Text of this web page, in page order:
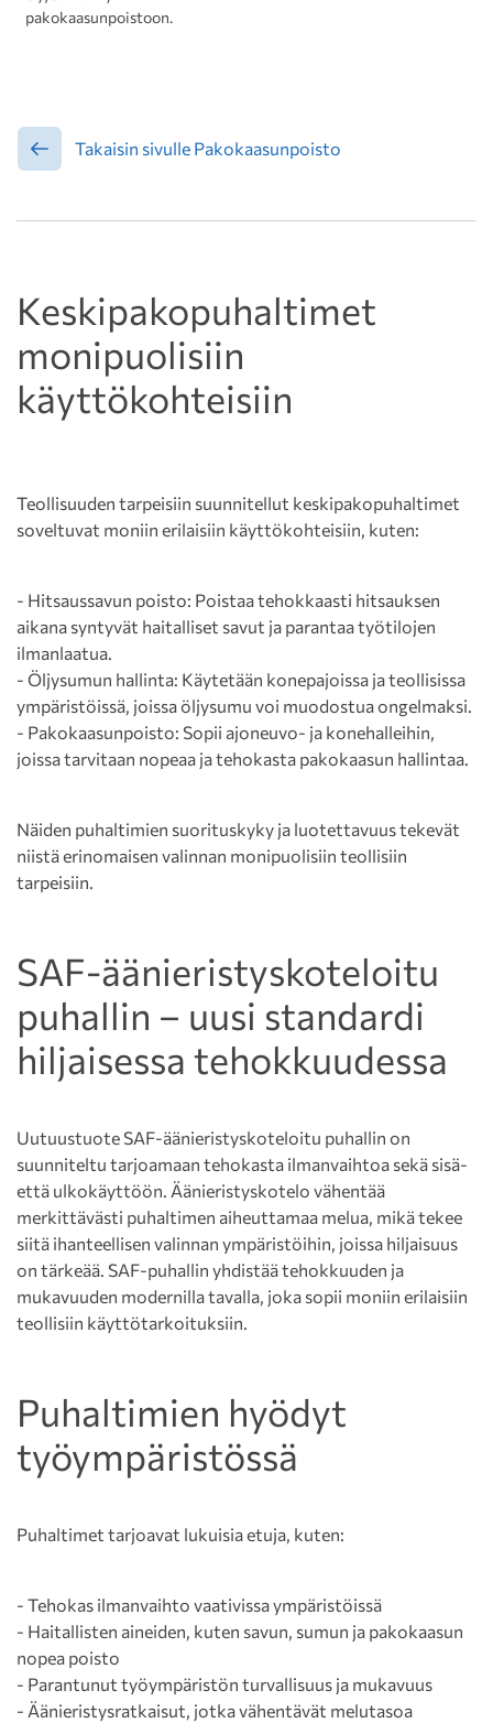
pakokaasunpoistoon.
Takaisin sivulle Pakokaasunpoisto
Keskipakopuhaltimet
monipuolisiin
käyttökohteisiin
Teollisuuden tarpeisiin suunnitellut keskipakopuhaltimet
soveltuvat moniin erilaisiin käyttökohteisiin, kuten:
- Hitsaussavun poisto: Poistaa tehokkaasti hitsauksen
aikana syntyvät haitalliset savut ja parantaa työtilojen
ilmanlaatua.
- Öljysumun hallinta: Käytetään konepajoissa ja teollisissa
ympäristöissä, joissa öljysumu voi muodostua ongelmaksi.
- Pakokaasunpoisto: Sopii ajoneuvo- ja konehalleihin,
joissa tarvitaan nopeaa ja tehokasta pakokaasun hallintaa.
Näiden puhaltimien suorituskyky ja luotettavuus tekevät
niistä erinomaisen valinnan monipuolisiin teollisiin
tarpeisiin.
SAF-äänieristyskoteloitu
puhallin – uusi standardi
hiljaisessa tehokkuudessa
Uutuustuote SAF-äänieristyskoteloitu puhallin on
suunniteltu tarjoamaan tehokasta ilmanvaihtoa sekä sisä-
että ulkokäyttöön. Äänieristyskotelo vähentää
merkittävästi puhaltimen aiheuttamaa melua, mikä tekee
siitä ihanteellisen valinnan ympäristöihin, joissa hiljaisuus
on tärkeää. SAF-puhallin yhdistää tehokkuuden ja
mukavuuden modernilla tavalla, joka sopii moniin erilaisiin
teollisiin käyttötarkoituksiin.
Puhaltimien hyödyt
työympäristössä
Puhaltimet tarjoavat lukuisia etuja, kuten:
- Tehokas ilmanvaihto vaativissa ympäristöissä
- Haitallisten aineiden, kuten savun, sumun ja pakokaasun
nopea poisto
- Parantunut työympäristön turvallisuus ja mukavuus
- Äänieristysratkaisut, jotka vähentävät melutasoa